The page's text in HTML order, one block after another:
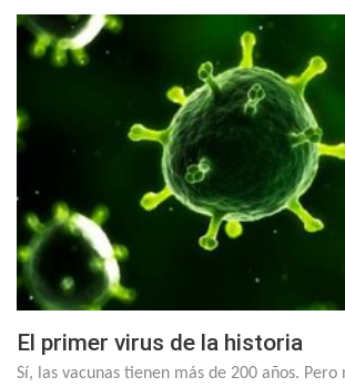
El primer virus de la historia
Sí, las vacunas tienen más de 200 años. Pero